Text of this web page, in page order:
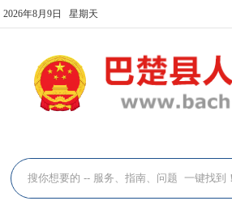
2026年8月9日 星期天